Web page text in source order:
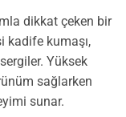
dikkat çeken bir
kadife kumaşı,
Yüksek
sağlarken
sunar.